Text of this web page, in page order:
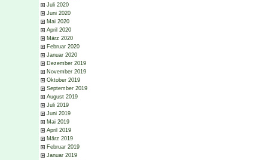
Juli 2020
Juni 2020
Mai 2020
April 2020
März 2020
Februar 2020
Januar 2020
Dezember 2019
November 2019
Oktober 2019
September 2019
August 2019
Juli 2019
Juni 2019
Mai 2019
April 2019
März 2019
Februar 2019
Januar 2019